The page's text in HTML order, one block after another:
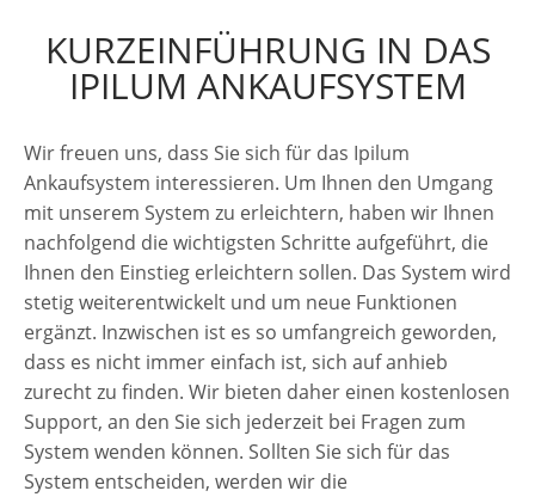
KURZEINFÜHRUNG IN DAS
IPILUM ANKAUFSYSTEM
Wir freuen uns, dass Sie sich für das Ipilum
Ankaufsystem interessieren. Um Ihnen den Umgang
mit unserem System zu erleichtern, haben wir Ihnen
nachfolgend die wichtigsten Schritte aufgeführt, die
Ihnen den Einstieg erleichtern sollen. Das System wird
stetig weiterentwickelt und um neue Funktionen
ergänzt. Inzwischen ist es so umfangreich geworden,
dass es nicht immer einfach ist, sich auf anhieb
zurecht zu finden. Wir bieten daher einen kostenlosen
Support, an den Sie sich jederzeit bei Fragen zum
System wenden können. Sollten Sie sich für das
System entscheiden, werden wir die